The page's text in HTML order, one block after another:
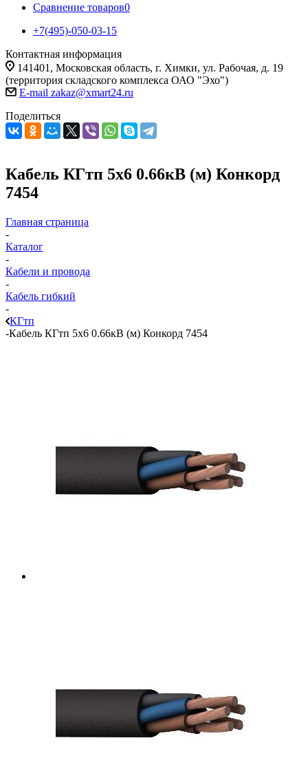
Сравнение товаров0
+7(495)-050-03-15
Контактная информация
141401, Московская область, г. Химки, ул. Рабочая, д. 19
(территория складского комплекса ОАО "Эхо")
E-mail zakaz@xmart24.ru
Поделиться
Кабель КГтп 5х6 0.66кВ (м) Конкорд
7454
Главная страница
-
Каталог
-
Кабели и провода
-
Кабель гибкий
-
КГтп
-Кабель КГтп 5х6 0.66кВ (м) Конкорд 7454